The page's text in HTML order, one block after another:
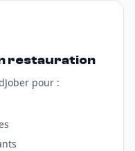
restauration
pour :